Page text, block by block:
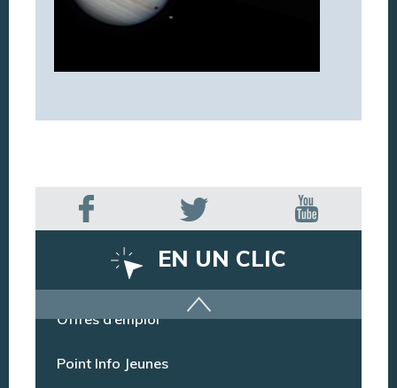
EN UN CLIC